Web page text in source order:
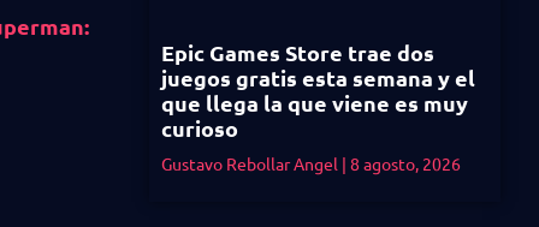
Epic Games Store trae dos
juegos gratis esta semana y el
que llega la que viene es muy
curioso
Gustavo Rebollar Angel 8 agosto, 2026